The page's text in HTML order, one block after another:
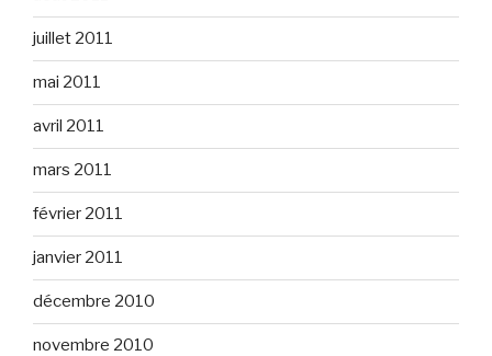
juillet 2011
mai 2011
avril 2011
mars 2011
février 2011
janvier 2011
décembre 2010
novembre 2010